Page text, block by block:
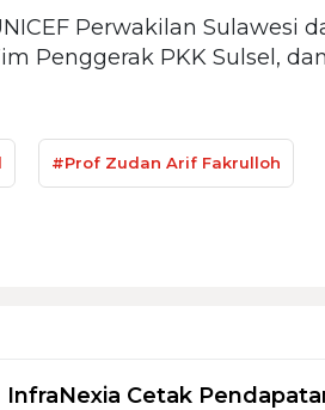
Perwakilan Sulawesi
Penggerak PKK Sulsel,
#Prof Zudan Arif Fakrulloh
InfraNexia Cetak